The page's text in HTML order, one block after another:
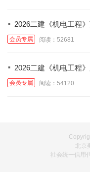
· 2026二建《机电工程
会员专属 阅读：52681
· 2026二建《机电工程
会员专属 阅读：54120
北
社会统一信用